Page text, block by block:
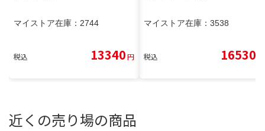
マイストア在庫： 2744
税込 13340円
マイストア在庫： 3538
税込 16530
近くの売り場の商品